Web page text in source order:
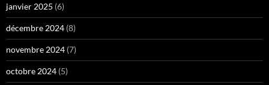
janvier 2025 (6)
décembre 2024 (8)
novembre 2024 (7)
octobre 2024 (5)